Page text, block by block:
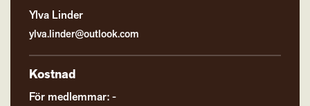
Ylva Linder
ylva.linder@outlook.com
Kostnad
För medlemmar: -